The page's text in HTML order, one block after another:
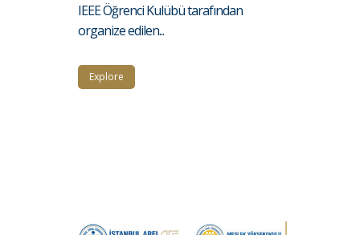
IEEE Öğrenci Kulübü tarafından
organize edilen...
Explore